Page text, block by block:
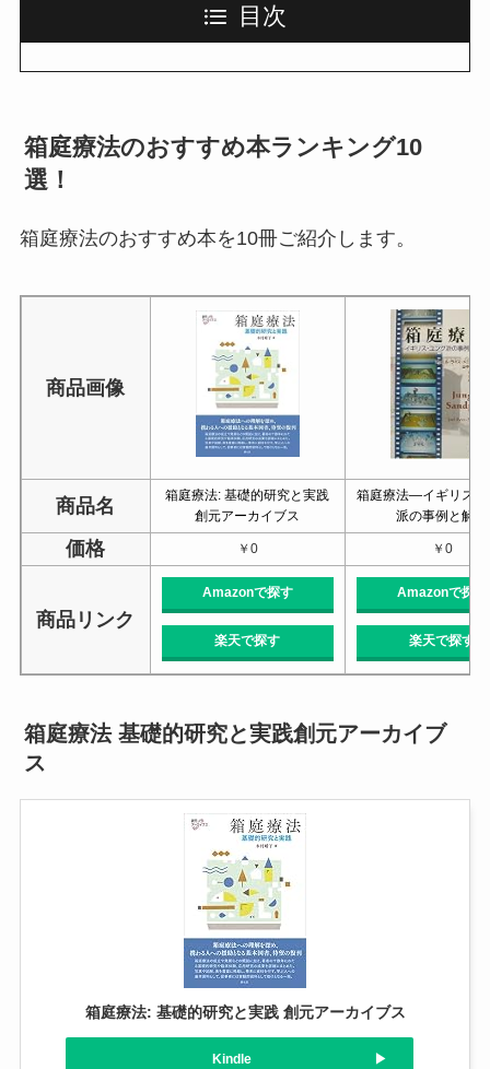
目次
箱庭療法のおすすめ本ランキング10
選！
箱庭療法のおすすめ本を10冊ご紹介します。
商品画像
商品名
箱庭療法: 基礎的研究と実践
創元アーカイブス
箱庭療法―イギリス・
派の事例と解釈
価格 ￥0 ￥0
商品リンク
Amazonで探す
楽天で探す
Amazonで探す
楽天で探す
箱庭療法 基礎的研究と実践創元アーカイブ
ス
箱庭療法: 基礎的研究と実践 創元アーカイブス
Kindle